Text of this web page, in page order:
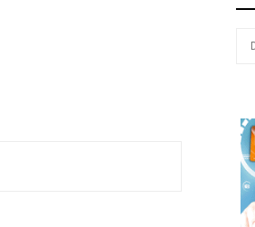
h
f
o